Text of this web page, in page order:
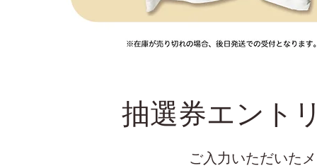
抽選券エント
ご入力いただいた